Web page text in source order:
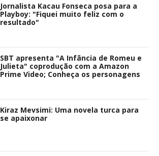
Jornalista Kacau Fonseca posa para a
Playboy: "Fiquei muito feliz com o
resultado"
SBT apresenta "A Infância de Romeu e
Julieta" coprodução com a Amazon
Prime Video; Conheça os personagens
Kiraz Mevsimi: Uma novela turca para
se apaixonar